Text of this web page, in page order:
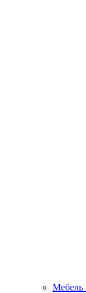
Мебель